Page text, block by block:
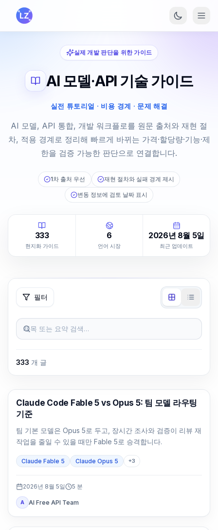
본문으로 건너뛰기
실제 개발 판단을 위한 가이드
AI 모델·API 기술 가이드
실전 튜토리얼 · 비용 경계 · 문제 해결
AI 모델, API 통합, 개발 워크플로를 원문 출처와 재현 절
차, 적용 경계로 정리해 빠르게 바뀌는 가격·할당량·기능·제
한을 검증 가능한 판단으로 연결합니다.
1차 출처 우선 재현 절차와 실패 경계 제시
변동 정보에 검토 날짜 표시
333
현지화 가이드
6
언어 시장
2026년 8월 5일
최근 업데이트
필터
제목 또는 요약 검색…
333 개 글
Claude Code
Claude Code Fable 5 vs Opus 5: 팀 모델 라우팅
기준
팀 기본 모델은 Opus 5로 두고, 장시간 조사와 검증이 리뷰 재
작업을 줄일 수 있을 때만 Fable 5로 승격합니다.
Claude Fable 5 Claude Opus 5 +3
2026년 8월 5일 5 분
A AI Free API Team